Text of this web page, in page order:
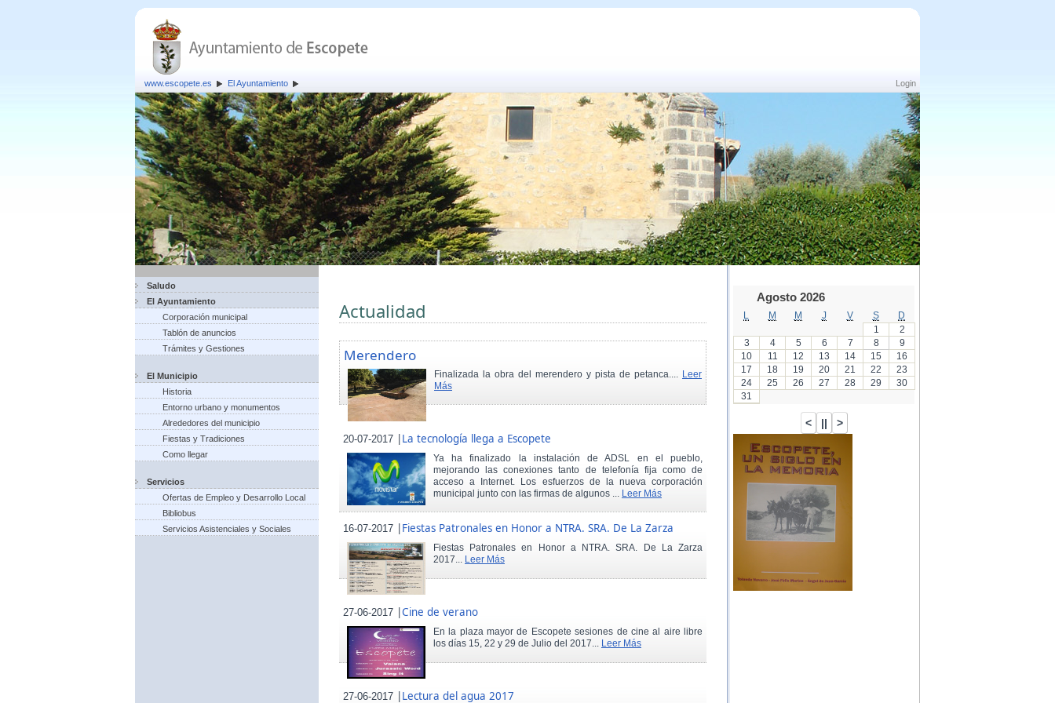
Login
www.escopete.es El Ayuntamiento
Saludo
El Ayuntamiento
Corporación municipal
Tablón de anuncios
Trámites y Gestiones
El Municipio
Historia
Entorno urbano y monumentos
Alrededores del municipio
Fiestas y Tradiciones
Como llegar
Servicios
Ofertas de Empleo y Desarrollo Local
Bibliobus
Servicios Asistenciales y Sociales
Actualidad
Merendero
Finalizada la obra del merendero y pista de petanca.... Leer
Más
20-07-2017 |La tecnología llega a Escopete
Ya ha finalizado la instalación de ADSL en el pueblo,
mejorando las conexiones tanto de telefonía fija como de
acceso a Internet. Los esfuerzos de la nueva corporación
municipal junto con las firmas de algunos ... Leer Más
16-07-2017 |Fiestas Patronales en Honor a NTRA. SRA. De La Zarza
Fiestas Patronales en Honor a NTRA. SRA. De La Zarza
2017... Leer Más
27-06-2017 |Cine de verano
En la plaza mayor de Escopete sesiones de cine al aire libre
los días 15, 22 y 29 de Julio del 2017... Leer Más
27-06-2017 |Lectura del agua 2017
Agosto 2026
M M J V S
D
1
2
3
4 5 6 7 8
9
10
11 12 13 14 15
16
17
18 19 20 21 22
23
24
25 26 27 28 29
30
31